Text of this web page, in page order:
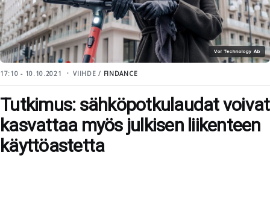
Voi Technology Ab
17:10 - 10.10.2021 VIIHDE / FINDANCE
Tutkimus: sähköpotkulaudat voivat
kasvattaa myös julkisen liikenteen
käyttöastetta